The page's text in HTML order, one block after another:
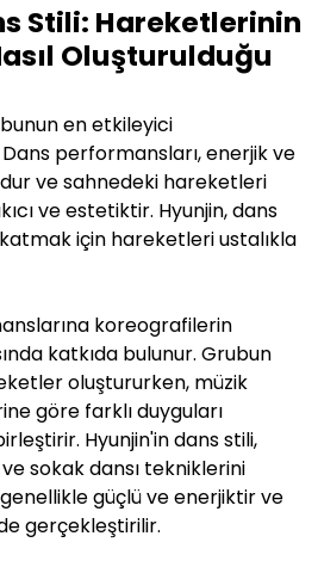
Stili: Hareketlerinin
Oluşturulduğu
en etkileyici
performansları, enerjik ve
ve sahnedeki hareketleri
ve estetiktir. Hyunjin, dans
için hareketleri ustalıkla
koreografilerin
katkıda bulunur. Grubun
oluştururken, müzik
göre farklı duyguları
Hyunjin'in dans stili,
sokak dansı tekniklerini
güçlü ve enerjiktir ve
gerçekleştirilir.